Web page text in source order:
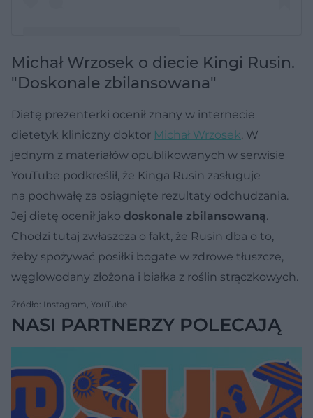
Post udostępniony przez Kinga Rusin- Official Profile
Michał Wrzosek o diecie Kingi Rusin.
"Doskonale zbilansowana"
Dietę prezenterki ocenił znany w internecie
dietetyk kliniczny doktor Michał Wrzosek. W
jednym z materiałów opublikowanych w serwisie
YouTube podkreślił, że Kinga Rusin zasługuje
na pochwałę za osiągnięte rezultaty odchudzania.
Jej dietę ocenił jako doskonale zbilansowaną.
Chodzi tutaj zwłaszcza o fakt, że Rusin dba o to,
żeby spożywać posiłki bogate w zdrowe tłuszcze,
węglowodany złożona i białka z roślin strączkowych.
Źródło: Instagram, YouTube
NASI PARTNERZY POLECAJĄ